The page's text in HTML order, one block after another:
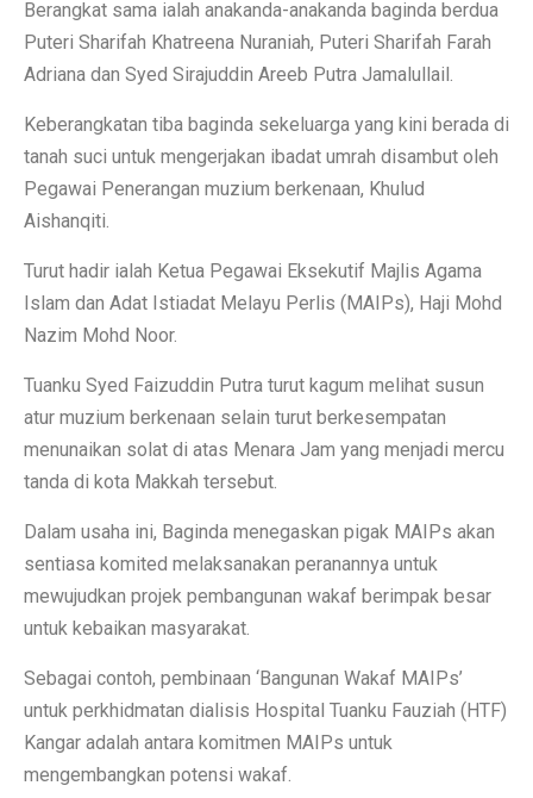
Berangkat sama ialah anakanda-anakanda baginda berdua
Puteri Sharifah Khatreena Nuraniah, Puteri Sharifah Farah
Adriana dan Syed Sirajuddin Areeb Putra Jamalullail.
Keberangkatan tiba baginda sekeluarga yang kini berada di
tanah suci untuk mengerjakan ibadat umrah disambut oleh
Pegawai Penerangan muzium berkenaan, Khulud
Aishanqiti.
Turut hadir ialah Ketua Pegawai Eksekutif Majlis Agama
Islam dan Adat Istiadat Melayu Perlis (MAIPs), Haji Mohd
Nazim Mohd Noor.
Tuanku Syed Faizuddin Putra turut kagum melihat susun
atur muzium berkenaan selain turut berkesempatan
menunaikan solat di atas Menara Jam yang menjadi mercu
tanda di kota Makkah tersebut.
Dalam usaha ini, Baginda menegaskan pigak MAIPs akan
sentiasa komited melaksanakan peranannya untuk
mewujudkan projek pembangunan wakaf berimpak besar
untuk kebaikan masyarakat.
Sebagai contoh, pembinaan ‘Bangunan Wakaf MAIPs’
untuk perkhidmatan dialisis Hospital Tuanku Fauziah (HTF)
Kangar adalah antara komitmen MAIPs untuk
mengembangkan potensi wakaf.